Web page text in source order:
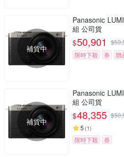
補貨中
Panasonic
組 公司貨
$50,901 $
限時下殺
券 贈
補貨中
Panasonic
組 公司貨
$48,355 $
5 (1)
限時下殺 券